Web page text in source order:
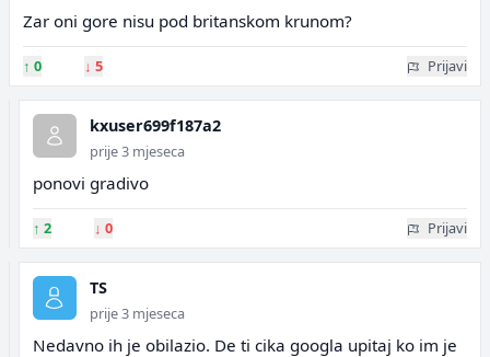
Zar oni gore nisu pod britanskom krunom?
↑ 0 ↓ 5 Prijavi
kxuser699f187a2
prije 3 mjeseca
ponovi gradivo
↑ 2 ↓ 0 Prijavi
TS
prije 3 mjeseca
Nedavno ih je obilazio. De ti cika googla upitaj ko im je